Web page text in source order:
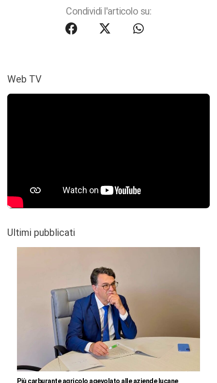
Condividi l'articolo su:
Web TV
Ultimi pubblicati
Più carburante agricolo agevolato alle aziende lucane